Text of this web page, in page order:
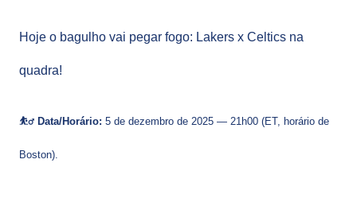
Hoje o bagulho vai pegar fogo: Lakers x Celtics na
quadra!
⛹️‍♂️ Data/Horário: 5 de dezembro de 2025 — 21h00 (ET, horário de
Boston).